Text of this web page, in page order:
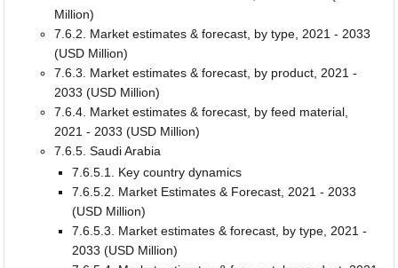
Million)
7.6.2. Market estimates & forecast, by type, 2021 - 2033
(USD Million)
7.6.3. Market estimates & forecast, by product, 2021 -
2033 (USD Million)
7.6.4. Market estimates & forecast, by feed material,
2021 - 2033 (USD Million)
7.6.5. Saudi Arabia
7.6.5.1. Key country dynamics
7.6.5.2. Market Estimates & Forecast, 2021 - 2033
(USD Million)
7.6.5.3. Market estimates & forecast, by type, 2021 -
2033 (USD Million)